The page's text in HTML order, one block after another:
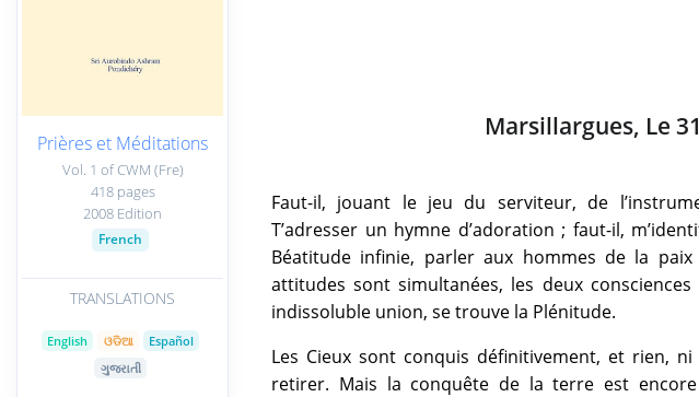
Prières et Méditations
Vol. 1 of CWM (Fre)
418 pages
2008 Edition
French
TRANSLATIONS
English ଓଡିଆ
Español
ગુજરાતી
Marsillargues, Le
Faut-il, jouant le jeu du serviteur, de
T’adresser un hymne d’adoration ; faut-il,
Béatitude infinie, parler aux hommes de la
attitudes sont simultanées, les deux
indissoluble union, se trouve la Plénitude.
Les Cieux sont conquis définitivement, et rien,
retirer. Mais la conquête de la terre est